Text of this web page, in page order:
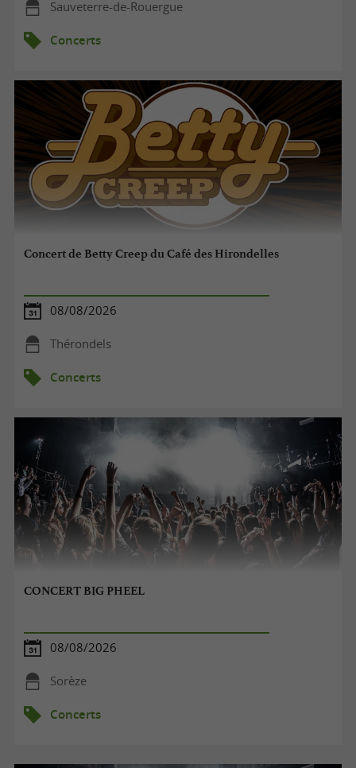
Sauveterre-de-Rouergue
Concerts
Concert de Betty Creep du Café des Hirondelles
08/08/2026
Thérondels
Concerts
CONCERT BIG PHEEL
08/08/2026
Sorèze
Concerts